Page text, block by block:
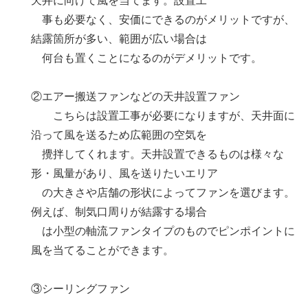
事も必要なく、安価にできるのがメリットですが、
結露箇所が多い、範囲が広い場合は
何台も置くことになるのがデメリットです。
②エアー搬送ファンなどの天井設置ファン
こちらは設置工事が必要になりますが、天井面に
沿って風を送るため広範囲の空気を
攪拌してくれます。天井設置できるものは様々な
形・風量があり、風を送りたいエリア
の大きさや店舗の形状によってファンを選びます。
例えば、制気口周りが結露する場合
は小型の軸流ファンタイプのものでピンポイントに
風を当てることができます。
③シーリングファン